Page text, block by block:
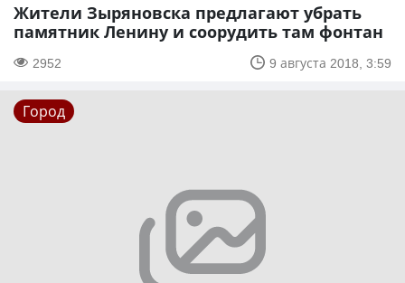
Жители Зыряновска предлагают убрать
памятник Ленину и соорудить там фонтан
2952 9 августа 2018, 3:59
Город